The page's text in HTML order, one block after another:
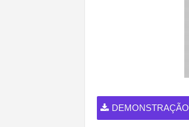
DEMONSTRAÇÃO